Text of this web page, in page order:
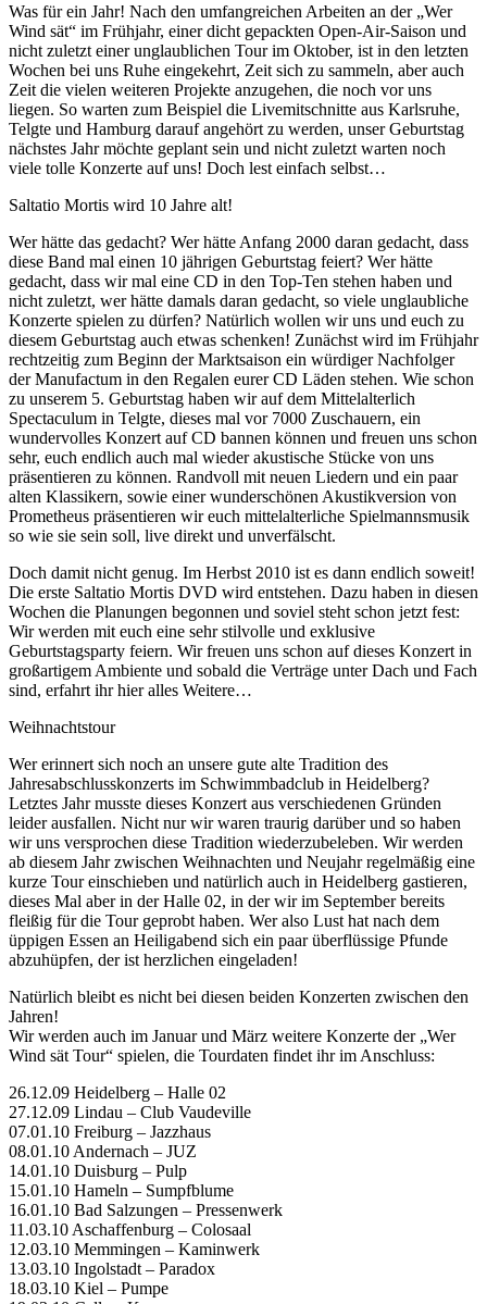
Was für ein Jahr! Nach den umfangreichen Arbeiten an der „Wer
Wind sät“ im Frühjahr, einer dicht gepackten Open-Air-Saison und
nicht zuletzt einer unglaublichen Tour im Oktober, ist in den letzten
Wochen bei uns Ruhe eingekehrt, Zeit sich zu sammeln, aber auch
Zeit die vielen weiteren Projekte anzugehen, die noch vor uns
liegen. So warten zum Beispiel die Livemitschnitte aus Karlsruhe,
Telgte und Hamburg darauf angehört zu werden, unser Geburtstag
nächstes Jahr möchte geplant sein und nicht zuletzt warten noch
viele tolle Konzerte auf uns! Doch lest einfach selbst…
Saltatio Mortis wird 10 Jahre alt!
Wer hätte das gedacht? Wer hätte Anfang 2000 daran gedacht, dass
diese Band mal einen 10 jährigen Geburtstag feiert? Wer hätte
gedacht, dass wir mal eine CD in den Top-Ten stehen haben und
nicht zuletzt, wer hätte damals daran gedacht, so viele unglaubliche
Konzerte spielen zu dürfen? Natürlich wollen wir uns und euch zu
diesem Geburtstag auch etwas schenken! Zunächst wird im Frühjahr
rechtzeitig zum Beginn der Marktsaison ein würdiger Nachfolger
der Manufactum in den Regalen eurer CD Läden stehen. Wie schon
zu unserem 5. Geburtstag haben wir auf dem Mittelalterlich
Spectaculum in Telgte, dieses mal vor 7000 Zuschauern, ein
wundervolles Konzert auf CD bannen können und freuen uns schon
sehr, euch endlich auch mal wieder akustische Stücke von uns
präsentieren zu können. Randvoll mit neuen Liedern und ein paar
alten Klassikern, sowie einer wunderschönen Akustikversion von
Prometheus präsentieren wir euch mittelalterliche Spielmannsmusik
so wie sie sein soll, live direkt und unverfälscht.
Doch damit nicht genug. Im Herbst 2010 ist es dann endlich soweit!
Die erste Saltatio Mortis DVD wird entstehen. Dazu haben in diesen
Wochen die Planungen begonnen und soviel steht schon jetzt fest:
Wir werden mit euch eine sehr stilvolle und exklusive
Geburtstagsparty feiern. Wir freuen uns schon auf dieses Konzert in
großartigem Ambiente und sobald die Verträge unter Dach und Fach
sind, erfahrt ihr hier alles Weitere…
Weihnachtstour
Wer erinnert sich noch an unsere gute alte Tradition des
Jahresabschlusskonzerts im Schwimmbadclub in Heidelberg?
Letztes Jahr musste dieses Konzert aus verschiedenen Gründen
leider ausfallen. Nicht nur wir waren traurig darüber und so haben
wir uns versprochen diese Tradition wiederzubeleben. Wir werden
ab diesem Jahr zwischen Weihnachten und Neujahr regelmäßig eine
kurze Tour einschieben und natürlich auch in Heidelberg gastieren,
dieses Mal aber in der Halle 02, in der wir im September bereits
fleißig für die Tour geprobt haben. Wer also Lust hat nach dem
üppigen Essen an Heiligabend sich ein paar überflüssige Pfunde
abzuhüpfen, der ist herzlichen eingeladen!
Natürlich bleibt es nicht bei diesen beiden Konzerten zwischen den
Jahren!
Wir werden auch im Januar und März weitere Konzerte der „Wer
Wind sät Tour“ spielen, die Tourdaten findet ihr im Anschluss:
26.12.09 Heidelberg – Halle 02
27.12.09 Lindau – Club Vaudeville
07.01.10 Freiburg – Jazzhaus
08.01.10 Andernach – JUZ
14.01.10 Duisburg – Pulp
15.01.10 Hameln – Sumpfblume
16.01.10 Bad Salzungen – Pressenwerk
11.03.10 Aschaffenburg – Colosaal
12.03.10 Memmingen – Kaminwerk
13.03.10 Ingolstadt – Paradox
18.03.10 Kiel – Pumpe